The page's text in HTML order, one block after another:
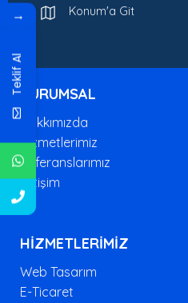
Konum'a Git
KURUMSAL
Hakkımızda
Hizmetlerimiz
Referanslarımız
İletişim
HİZMETLERİMİZ
Web Tasarım
E-Ticaret
→
Teklif Al